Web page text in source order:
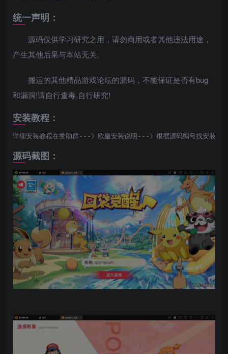
统一声明：
源码仅供学习研究之用，请勿商用或者其他违法用途，
产生其他后果与本站无关,
搬运的其他精品游戏论坛的源码，不能保证是否有bug
和漏洞!请自行查毒,自行研究!
安装教程：
详细安装教程在赞助群---》欧皇安装说明---》根据源码编号找安装说
源码截图：